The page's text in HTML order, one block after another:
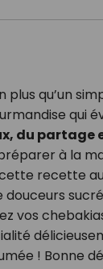
plus qu’un
qui
du partage
à la
recette
vos
! Bonne